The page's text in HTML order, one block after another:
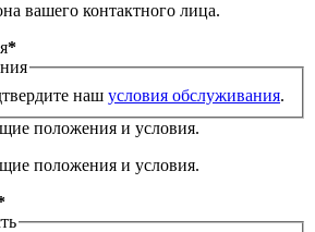
вашего контактного лица.
*
наш условия обслуживания.
положения и условия.
положения и условия.